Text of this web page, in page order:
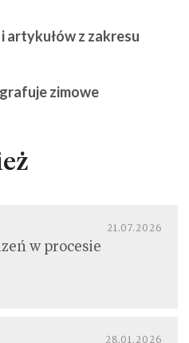
artykułów z zakresu
zimowe
21.07.2026
w procesie
28.01.2026